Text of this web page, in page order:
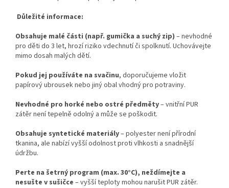
Důležité informace:
Obsahuje malé části (např. gumička a suchý zip) – nevhodné
pro děti do 3 let, hrozí riziko vdechnutí či spolknutí. Uchovávejte
mimo dosah malých dětí.
Pokud jej používáte na svačinu, doporučujeme vložit
papírový ubrousek nebo jiný obal vhodný pro potraviny.
Nevhodné pro horké nebo ostré předměty– vnitřní PUR
zátěr není tepelně odolný a může se poškodit.
Obsahuje syntetické materiály– polyester není přírodní
tkanina, ale nabízí vyšší odolnost proti vlhkosti a snadnější
údržbu.
Perte na šetrný program (max. 30°C), neždímejte a
nesušte v sušičce – vyšší teploty mohou narušit PUR zátěr.